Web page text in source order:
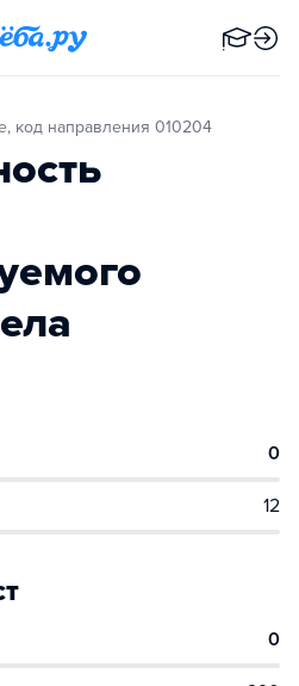
код направления 010204
0
12
0